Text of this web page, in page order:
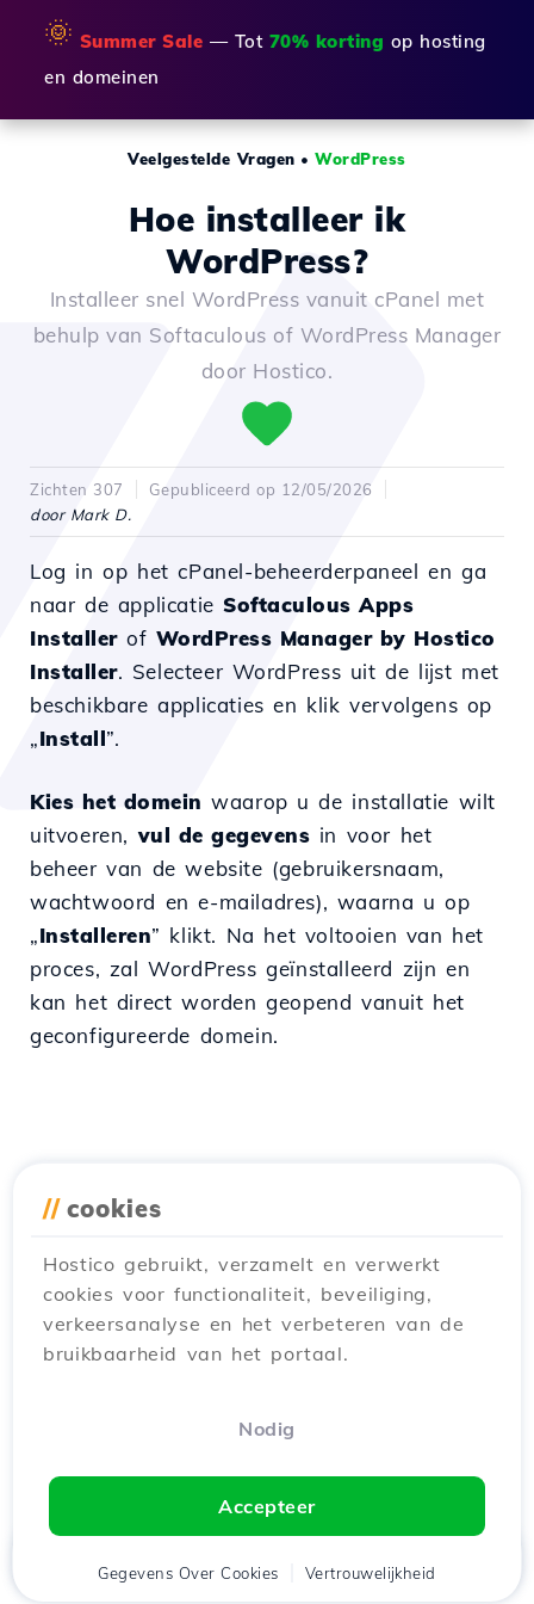
🌞 Summer Sale — Tot 70% korting op hosting
en domeinen
Veelgestelde Vragen •WordPress
Hoe installeer ik
WordPress?
Installeer snel WordPress vanuit cPanel met
behulp van Softaculous of WordPress Manager
door Hostico.
Zichten 307
Gepubliceerd op 12/05/2026
door Mark D.
Log in op het cPanel-beheerderpaneel en ga
naar de applicatieSoftaculous Apps
Installerof WordPress Manager by Hostico
Installer. Selecteer WordPress uit de lijst met
beschikbare applicaties en klik vervolgens op
„Install”.
Kies het domein waarop u de installatie wilt
uitvoeren,vul de gegevens in voor het
beheer van de website (gebruikersnaam,
wachtwoord en e-mailadres), waarna u op
„Installeren” klikt. Na het voltooien van het
proces, zal WordPress geïnstalleerd zijn en
kan het direct worden geopend vanuit het
geconfigureerde domein.
// cookies
Hostico gebruikt, verzamelt en verwerkt
cookies voor functionaliteit, beveiliging,
verkeersanalyse en het verbeteren van de
bruikbaarheid van het portaal.
Nodig
Accepteer
Gegevens Over Cookies Vertrouwelijkheid
Cliënt
Winkelwagen
Chat